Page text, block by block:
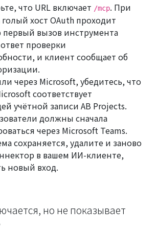
что URL включает /mcp. При
хост OAuth проходит
вызов инструмента
проверки
и клиент сообщает об
через Microsoft, убедитесь, что
соответствует
учётной записи AB Projects.
должны сначала
через Microsoft Teams.
сохраняется, удалите и заново
в вашем ИИ-клиенте,
новый вход.
но не показывает